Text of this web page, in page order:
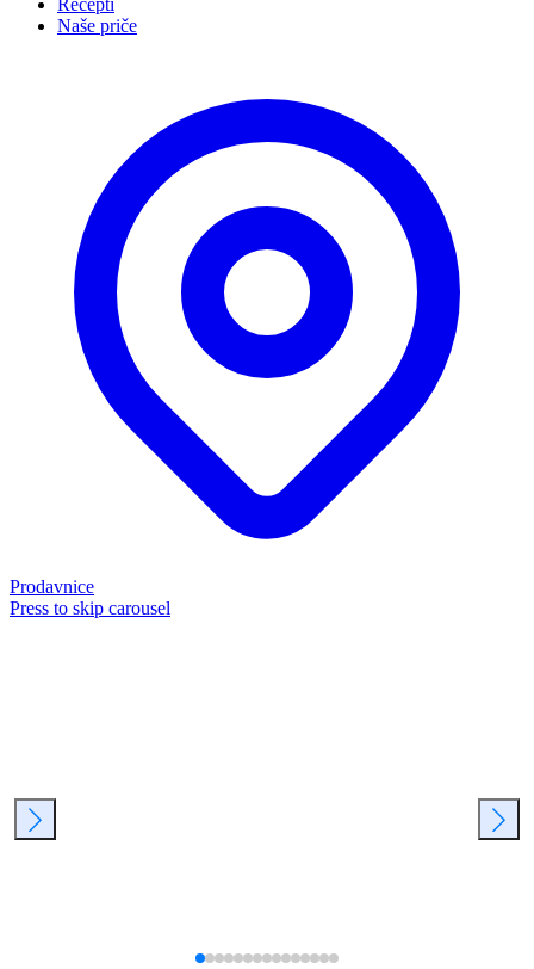
Recepti
Naše priče
Prodavnice
Press to skip carousel